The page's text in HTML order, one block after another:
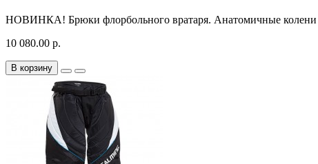
НОВИНКА! Брюки флорбольного вратаря. Анатомичные колени
10 080.00 р.
В корзину